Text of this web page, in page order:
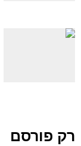
רק פורסם